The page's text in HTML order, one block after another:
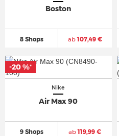
Boston
8 Shops ab107,49 €
Nike
Air Max 90
9 Shops ab119,99 €
-20 %*